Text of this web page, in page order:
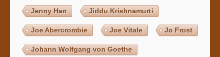
Jenny Han Jiddu Krishnamurti
Joe Abercrombie Joe Vitale Jo Frost
Johann Wolfgang von Goethe